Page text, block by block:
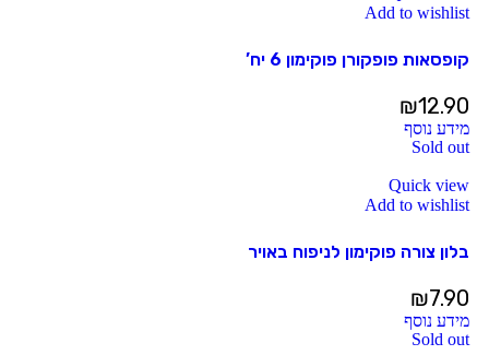
Add to wishlist
קופסאות פופקורן פוקימון 6 יח’
₪12.90
מידע נוסף
Sold out
Quick view
Add to wishlist
בלון צורה פוקימון לניפוח באויר
₪7.90
מידע נוסף
Sold out